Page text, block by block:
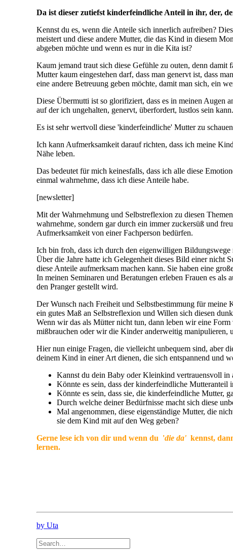
Da ist dieser zutiefst kinderfeindliche Anteil in ihr, der,
Kennst du es, wenn die Anteile sich innerlich aufreiben?
meistert und diese andere Mutter, die das Kind in diesem
abgeben möchte und wenn es nur in die Kita ist?
Kaum jemand traut sich diese Gefühle zu outen, denn damit
Mutter kaum eingestehen darf, dass man genervt ist, dass
eine andere Betreuung geben möchte, damit man sich, ein
Diese Übermutti ist so glorifiziert, dass es in meinen Augen
auf der ich ungehalten, genervt, überfordert, lustlos sein
Es ist sehr wertvoll diese 'kinderfeindliche' Mutter zu
Ich kann Aufmerksamkeit darauf richten, dass ich meine
Nähe leben.
Das bedeutet für mich keinesfalls, dass ich alle diese
einmal wahrnehme, dass ich diese Anteile habe.
[newsletter]
Mit der Wahrnehmung und Selbstreflexion zu diesen
wahrnehme, sondern gar durch ein immer zuckersüß und
Aufmerksamkeit von einer Fachperson bedürfen.
Ich bin froh, dass ich durch den eigenwilligen Bildungswege
Über die Jahre hatte ich Gelegenheit dieses Bild einer nicht
diese Anteile aufmerksam machen kann. Sie haben eine
In meinen Seminaren und Beratungen erleben Frauen es als
den Pranger gestellt wird.
Der Wunsch nach Freiheit und Selbstbestimmung für
ein gutes Maß an Selbstreflexion und Willen sich diesen
Wenn wir das als Mütter nicht tun, dann leben wir eine
mißbrauchen oder wir die Kinder anderweitig manipulieren,
Hier nun einige Fragen, die vielleicht unbequem sind, aber
deinem Kind in einer Art dienen, die sich entspannend und
Kannst du dein Baby oder Kleinkind vertrauensvoll in
Könnte es sein, dass der kinderfeindliche Mutteranteil
Könnte es sein, dass sie, die kinderfeindliche Mutter,
Durch welche deiner Bedürfnisse macht sich diese
Mal angenommen, diese eigenständige Mutter, die
sie dem Kind mit auf den Weg geben?
Gerne lese ich von dir und wenn du 'die da' kennst,
lernen.
by Uta